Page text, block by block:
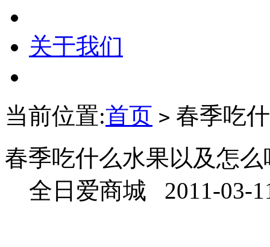
关于我们
当前位置:首页 > 春季吃
春季吃什么水果以及怎么
全日爱商城 2011-03-